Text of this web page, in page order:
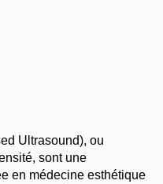
Ultrasound), ou
sont une
en médecine esthétique